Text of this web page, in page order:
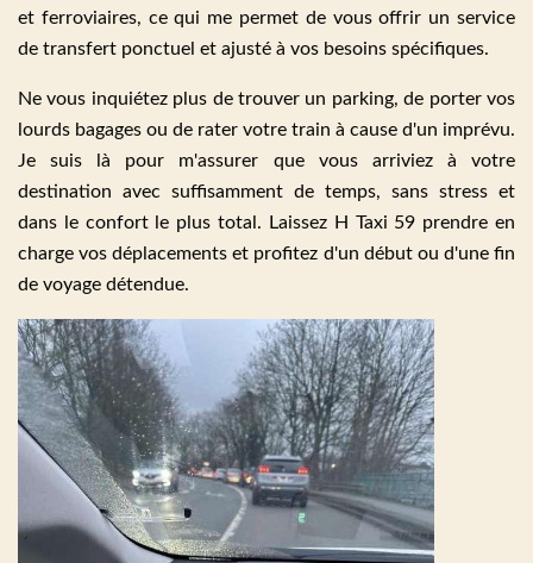
et ferroviaires, ce qui me permet de vous offrir un service
de transfert ponctuel et ajusté à vos besoins spécifiques.
Ne vous inquiétez plus de trouver un parking, de porter vos
lourds bagages ou de rater votre train à cause d'un imprévu.
Je suis là pour m'assurer que vous arriviez à votre
destination avec suffisamment de temps, sans stress et
dans le confort le plus total. Laissez H Taxi 59 prendre en
charge vos déplacements et profitez d'un début ou d'une fin
de voyage détendue.